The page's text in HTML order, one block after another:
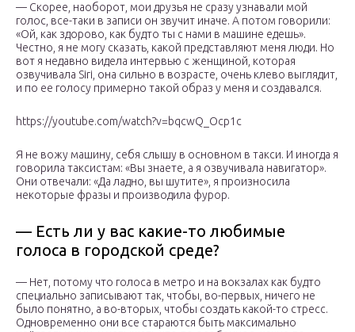
— Скорее, наоборот, мои друзья не сразу узнавали мой
голос, все-таки в записи он звучит иначе. А потом говорили:
«Ой, как здорово, как будто ты с нами в машине едешь».
Честно, я не могу сказать, какой представляют меня люди. Но
вот я недавно видела интервью с женщиной, которая
озвучивала Siri, она сильно в возрасте, очень клево выглядит,
и по ее голосу примерно такой образ у меня и создавался.
https://youtube.com/watch?v=bqcwQ_Ocp1c
Я не вожу машину, себя слышу в основном в такси. И иногда я
говорила таксистам: «Вы знаете, а я озвучивала навигатор».
Они отвечали: «Да ладно, вы шутите», я произносила
некоторые фразы и производила фурор.
— Есть ли у вас какие-то любимые
голоса в городской среде?
— Нет, потому что голоса в метро и на вокзалах как будто
специально записывают так, чтобы, во-первых, ничего не
было понятно, а во-вторых, чтобы создать какой-то стресс.
Одновременно они все стараются быть максимально